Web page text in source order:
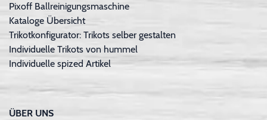
Pixoff Ballreinigungsmaschine
Kataloge Übersicht
Trikotkonfigurator: Trikots selber gestalten
Individuelle Trikots von hummel
Individuelle spized Artikel
ÜBER UNS